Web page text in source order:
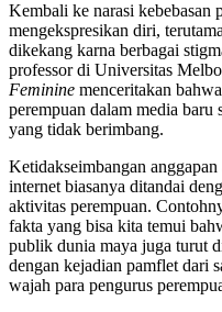
Kembali ke narasi kebebasan
mengekspresikan diri,
dikekang karna berbagai
professor di Universitas
Feminine menceritakan
perempuan dalam media
yang tidak berimbang.
Ketidakseimbangan
internet biasanya ditandai
aktivitas perempuan.
fakta yang bisa kita temui
publik dunia maya juga turut
dengan kejadian pamflet dari
wajah para pengurus